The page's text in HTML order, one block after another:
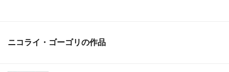
ニコライ・ゴーゴリの作品